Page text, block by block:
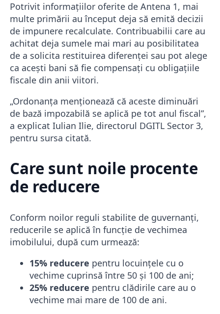
Potrivit informațiilor oferite de Antena 1, mai
multe primării au început deja să emită decizii
de impunere recalculate. Contribuabilii care au
achitat deja sumele mai mari au posibilitatea
de a solicita restituirea diferenței sau pot alege
ca acești bani să fie compensați cu obligațiile
fiscale din anii viitori.
„Ordonanţa menţionează că aceste diminuări
de bază impozabilă se aplică pe tot anul fiscal”,
a explicat Iulian Ilie, directorul DGITL Sector 3,
pentru sursa citată.
Care sunt noile procente
de reducere
Conform noilor reguli stabilite de guvernanți,
reducerile se aplică în funcție de vechimea
imobilului, după cum urmează:
15% reducere pentru locuințele cu o
vechime cuprinsă între 50 și 100 de ani;
25% reducere pentru clădirile care au o
vechime mai mare de 100 de ani.